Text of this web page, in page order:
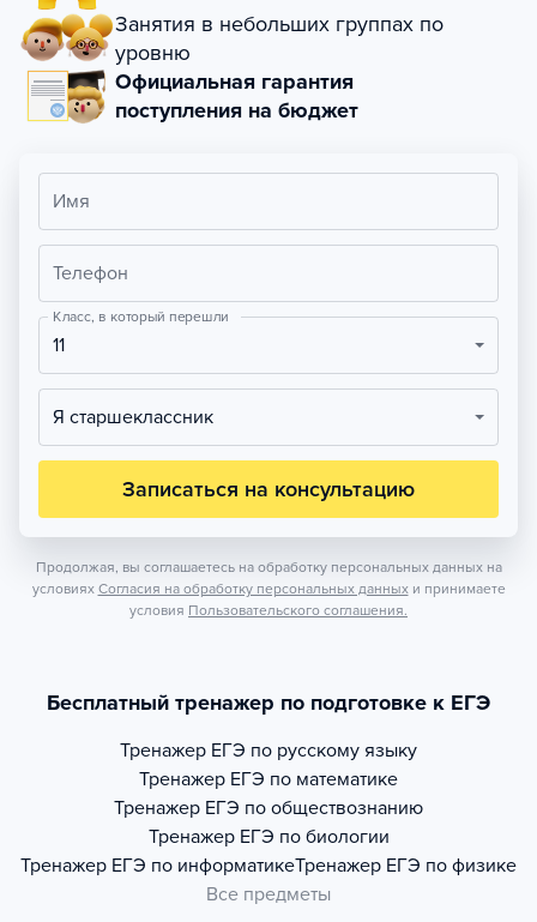
Занятия в небольших группах по
уровню
Официальная гарантия
поступления на бюджет
Имя
Телефон
Класс, в который перешли
11
Я старшеклассник
Записаться на консультацию
Продолжая, вы соглашаетесь на обработку персональных данных на
условиях Согласия на обработку персональных данных и принимаете
условия Пользовательского соглашения.
Бесплатный тренажер по подготовке к ЕГЭ
Тренажер ЕГЭ по русскому языку
Тренажер ЕГЭ по математике
Тренажер ЕГЭ по обществознанию
Тренажер ЕГЭ по биологии
Тренажер ЕГЭ по информатикеТренажер ЕГЭ по физике
Все предметы